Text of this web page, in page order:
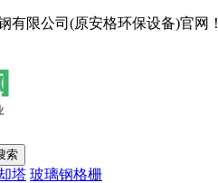
有限公司(原安格环保设备)官网！
塔 玻璃钢格栅